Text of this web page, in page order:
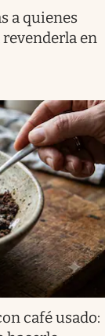
a quienes
en
café usado: